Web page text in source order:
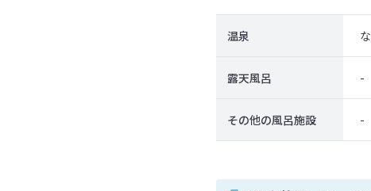
温泉
露天風呂 -
その他の風呂施設 -